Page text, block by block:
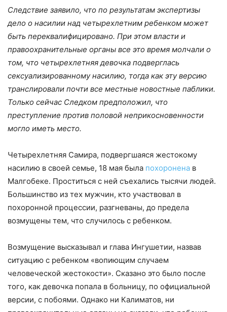
Следствие заявило, что по результатам экспертизы
дело о насилии над четырехлетним ребенком может
быть переквалифицировано. При этом власти и
правоохранительные органы все это время молчали о
том, что четырехлетняя девочка подверглась
сексуализированному насилию, тогда как эту версию
транслировали почти все местные новостные паблики.
Только сейчас Следком предположил, что
преступление против половой неприкосновенности
могло иметь место.
Четырехлетняя Самира, подвергшаяся жестокому
насилию в своей семье, 18 мая была похоронена в
Малгобеке. Проститься с ней съехались тысячи людей.
Большинство из тех мужчин, кто участвовал в
похоронной процессии, разгневаны, до предела
возмущены тем, что случилось с ребенком.
Возмущение высказывал и глава Ингушетии, назвав
ситуацию с ребенком «вопиющим случаем
человеческой жестокости». Сказано это было после
того, как девочка попала в больницу, по официальной
версии, с побоями. Однако ни Калиматов, ни